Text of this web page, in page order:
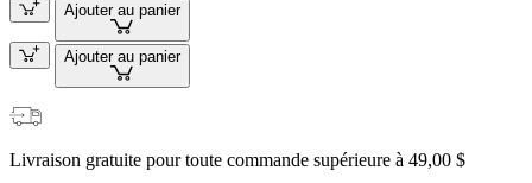
Ajouter au panier
Ajouter au panier
Livraison gratuite pour toute commande supérieure à 49,00 $